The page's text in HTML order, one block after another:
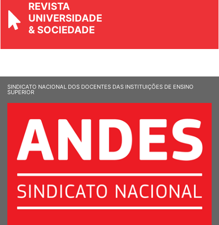
REVISTA
UNIVERSIDADE
& SOCIEDADE
SINDICATO NACIONAL DOS DOCENTES DAS INSTITUIÇÕES DE ENSINO
SUPERIOR